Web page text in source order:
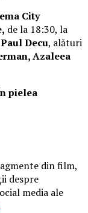
City
de la 18:30, la
Paul Decu, alături
Azaleea
pielea
din film,
despre
media ale